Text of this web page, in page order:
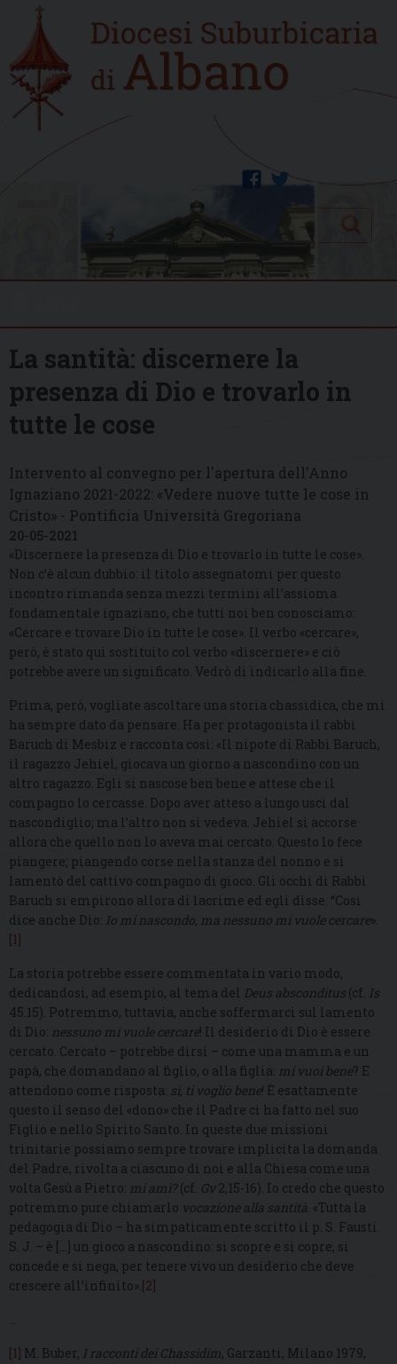
content
Home
new
twitter
facebook
Search
La santità: discernere la
presenza di Dio e trovarlo in
tutte le cose
Intervento al convegno per l'apertura dell'Anno
Ignaziano 2021-2022: «Vedere nuove tutte le cose in
Cristo» - Pontificia Università Gregoriana
20-05-2021
«Discernere la presenza di Dio e trovarlo in tutte le cose».
Non c’è alcun dubbio: il titolo assegnatomi per questo
incontro rimanda senza mezzi termini all’assioma
fondamentale ignaziano, che tutti noi ben conosciamo:
«Cercare e trovare Dio in tutte le cose». Il verbo «cercare»,
però, è stato qui sostituito col verbo «discernere» e ciò
potrebbe avere un significato. Vedrò di indicarlo alla fine.
Prima, però, vogliate ascoltare una storia chassidica, che mi
ha sempre dato da pensare. Ha per protagonista il rabbi
Baruch di Mesbiz e racconta così: «Il nipote di Rabbi Baruch,
il ragazzo Jehiel, giocava un giorno a nascondino con un
altro ragazzo. Egli si nascose ben bene e attese che il
compagno lo cercasse. Dopo aver atteso a lungo uscì dal
nascondiglio; ma l’altro non si vedeva. Jehiel si accorse
allora che quello non lo aveva mai cercato. Questo lo fece
piangere; piangendo corse nella stanza del nonno e si
lamentò del cattivo compagno di gioco. Gli occhi di Rabbi
Baruch si empirono allora di lacrime ed egli disse. “Così
dice anche Dio: Io mi nascondo, ma nessuno mi vuole cercare».
[1]
La storia potrebbe essere commentata in vario modo,
dedicandosi, ad esempio, al tema del Deus absconditus (cf. Is
45.15). Potremmo, tuttavia, anche soffermarci sul lamento
di Dio: nessuno mi vuole cercare! Il desiderio di Dio è essere
cercato. Cercato – potrebbe dirsi – come una mamma e un
papà, che domandano al figlio, o alla figlia: mi vuoi bene? E
attendono come risposta: si, ti voglio bene! È esattamente
questo il senso del «dono» che il Padre ci ha fatto nel suo
Figlio e nello Spirito Santo. In queste due missioni
trinitarie possiamo sempre trovare implicita la domanda
del Padre, rivolta a ciascuno di noi e alla Chiesa come una
volta Gesù a Pietro: mi ami?(cf. Gv2,15-16). Io credo che questo
potremmo pure chiamarlo vocazione alla santità. «Tutta la
pedagogia di Dio – ha simpaticamente scritto il p. S. Fausti
S. J. – è […] un gioco a nascondino: si scopre e si copre, si
concede e si nega, per tenere vivo un desiderio che deve
crescere all’infinito».[2]
…
[1] M. Buber, I racconti dei Chassidim, Garzanti, Milano 1979,